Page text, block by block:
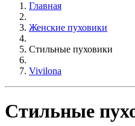
Главная
Женские пуховики
Стильные пуховики
Vivilona
Стильные